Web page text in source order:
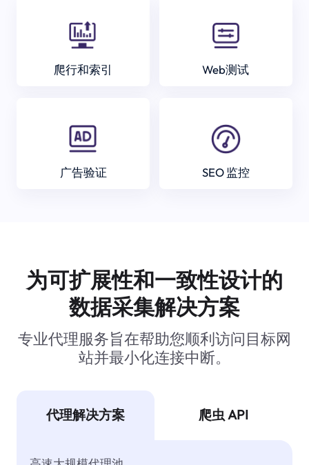
爬行和索引 Web测试
广告验证 SEO 监控
为可扩展性和一致性设计的
数据采集解决方案
专业代理服务旨在帮助您顺利访问目标网
站并最小化连接中断。
代理解决方案 爬虫 API